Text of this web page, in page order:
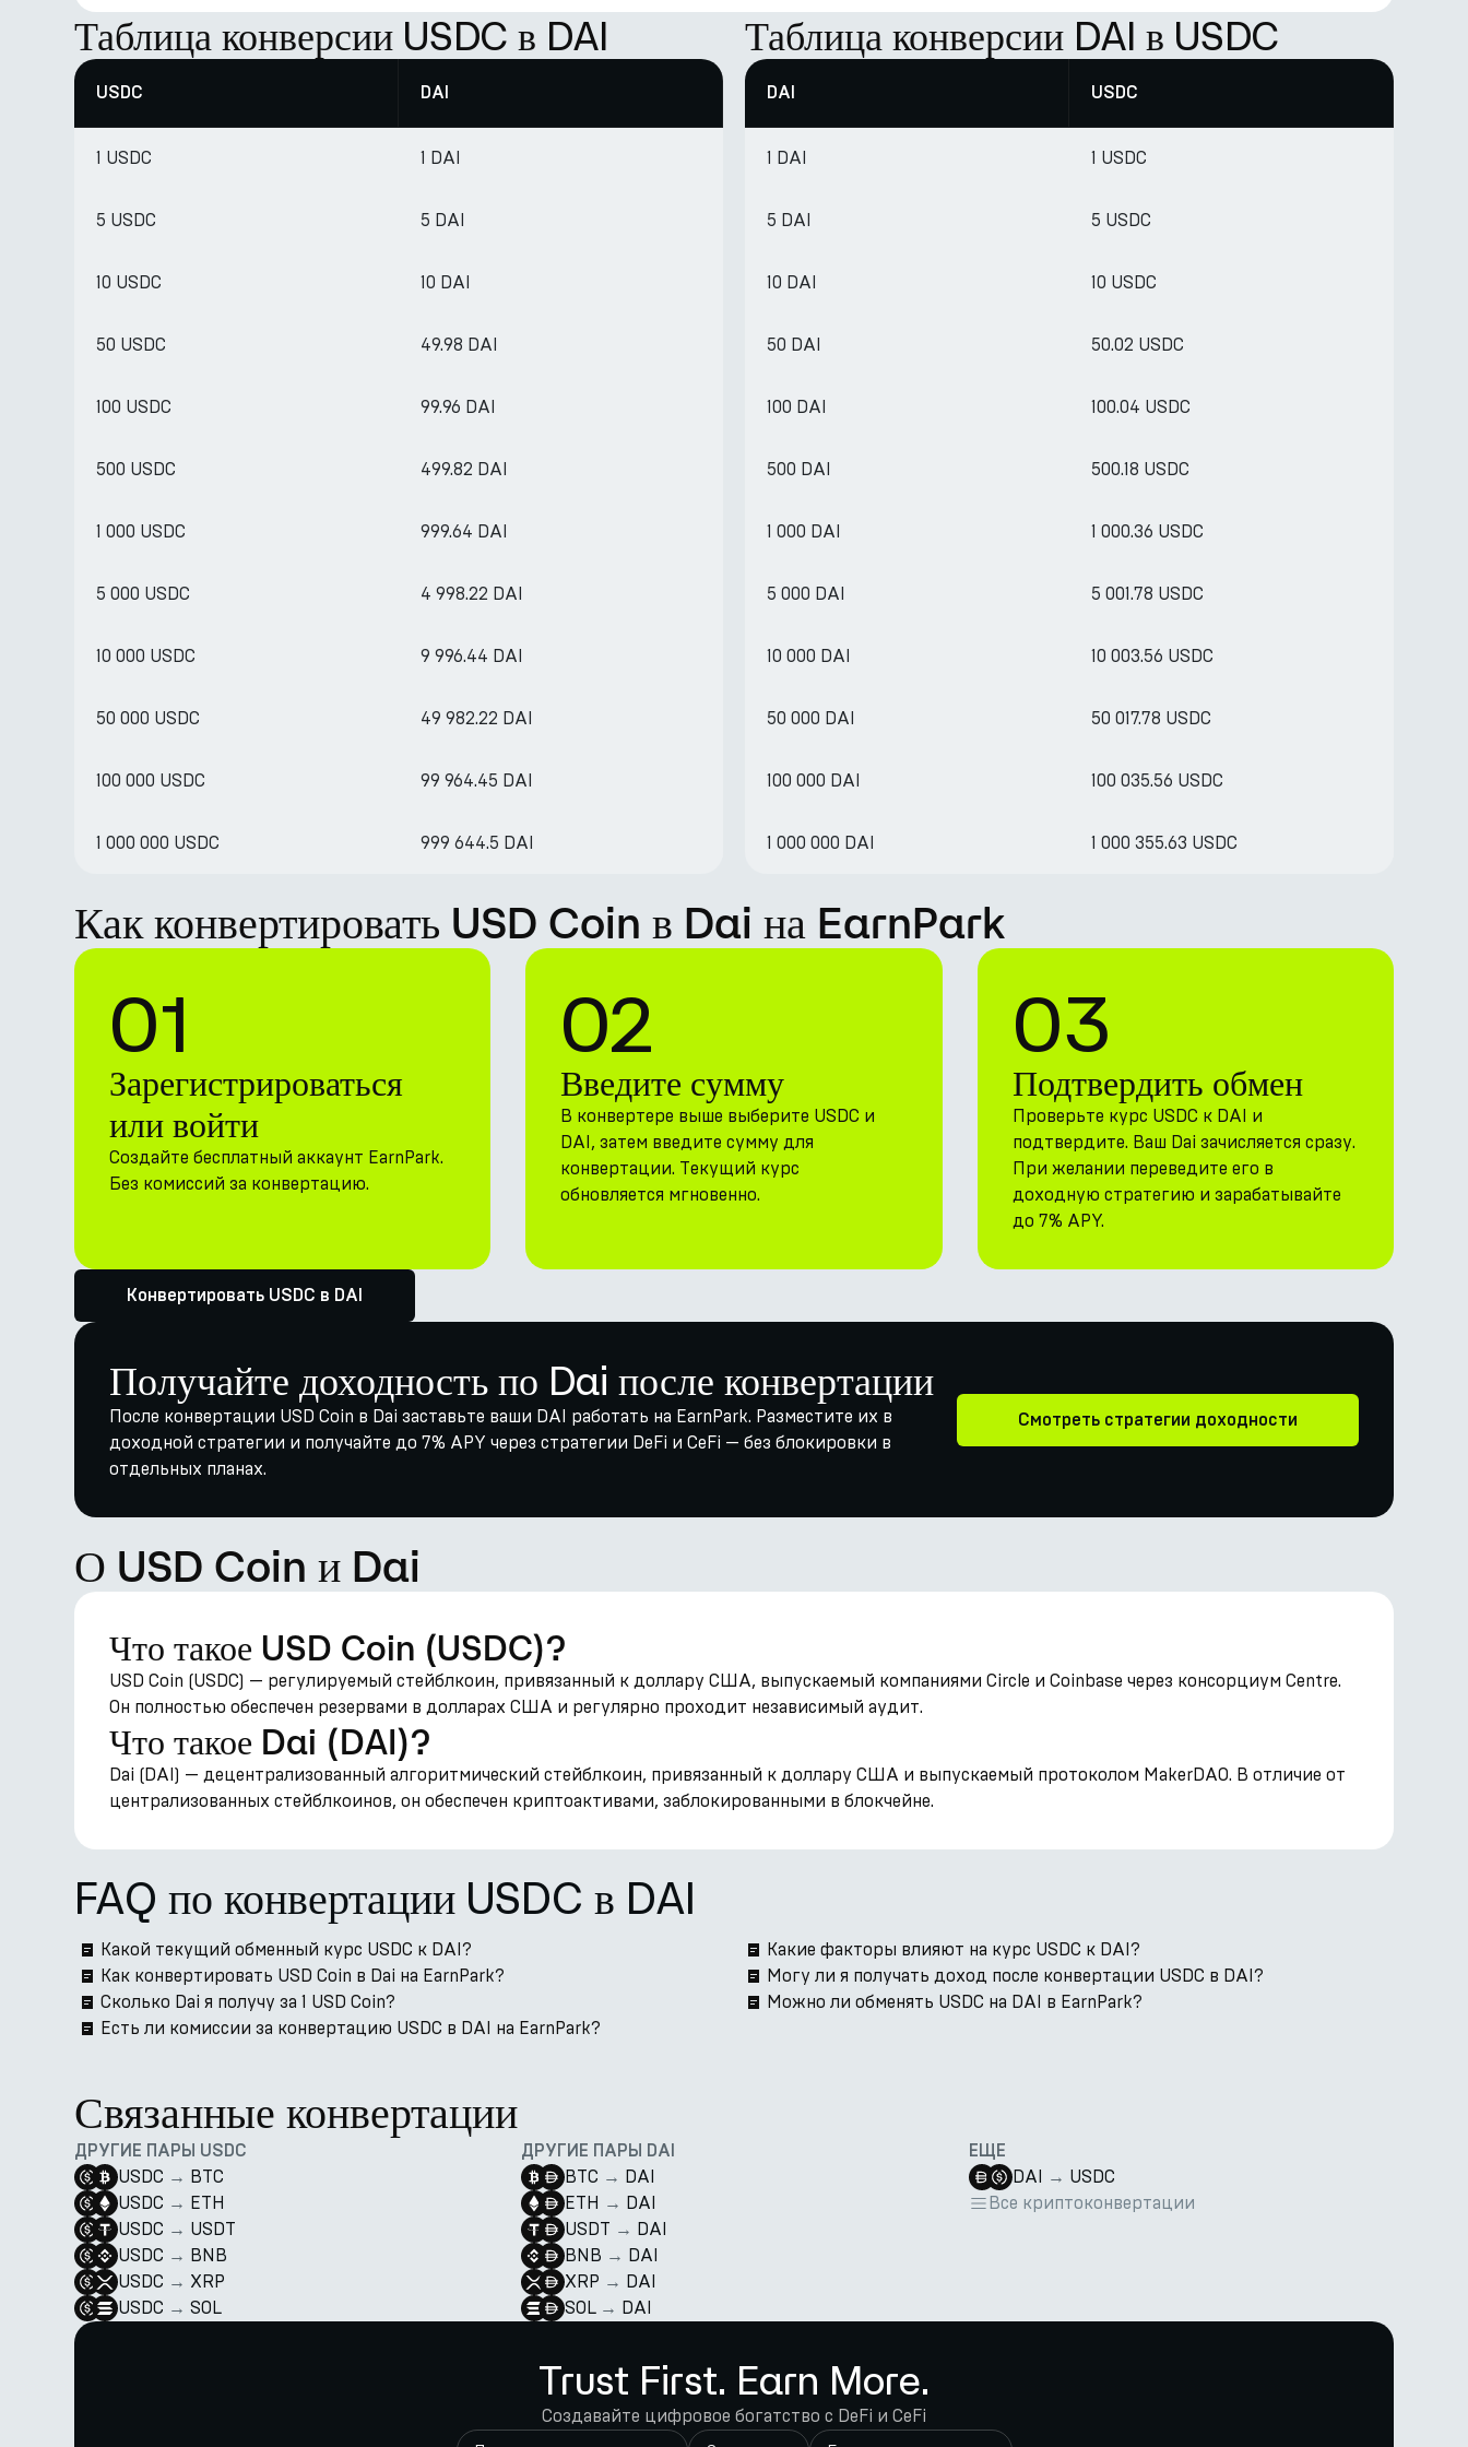
Таблица конверсии USDC в DAI
USDC DAI
1 USDC 1 DAI
5 USDC 5 DAI
10 USDC 10 DAI
50 USDC 49.98 DAI
100 USDC 99.96 DAI
500 USDC 499.82 DAI
1 000 USDC 999.64 DAI
5 000 USDC 4 998.22 DAI
10 000 USDC 9 996.44 DAI
50 000 USDC 49 982.22 DAI
100 000 USDC 99 964.45 DAI
1 000 000 USDC 999 644.5 DAI
Таблица конверсии DAI в USDC
DAI USDC
1 DAI 1 USDC
5 DAI 5 USDC
10 DAI 10 USDC
50 DAI 50.02 USDC
100 DAI 100.04 USDC
500 DAI 500.18 USDC
1 000 DAI 1 000.36 USDC
5 000 DAI 5 001.78 USDC
10 000 DAI 10 003.56 USDC
50 000 DAI 50 017.78 USDC
100 000 DAI 100 035.56 USDC
1 000 000 DAI 1 000 355.63 USDC
Как конвертировать USD Coin в Dai на EarnPark
01
Зарегистрироваться
или войти
Создайте бесплатный аккаунт EarnPark.
Без комиссий за конвертацию.
02
Введите сумму
В конвертере выше выберите USDC и
DAI, затем введите сумму для
конвертации. Текущий курс
обновляется мгновенно.
03
Подтвердить обмен
Проверьте курс USDC к DAI и
подтвердите. Ваш Dai зачисляется сразу.
При желании переведите его в
доходную стратегию и зарабатывайте
до 7% APY.
Конвертировать USDC в DAI
Получайте доходность по Dai после конвертации
После конвертации USD Coin в Dai заставьте ваши DAI работать на EarnPark. Разместите их в
доходной стратегии и получайте до 7% APY через стратегии DeFi и CeFi — без блокировки в
отдельных планах.
Смотреть стратегии доходности
О USD Coin и Dai
Что такое USD Coin (USDC)?
USD Coin (USDC) — регулируемый стейблкоин, привязанный к доллару США, выпускаемый компаниями Circle и Coinbase через консорциум Centre.
Он полностью обеспечен резервами в долларах США и регулярно проходит независимый аудит.
Что такое Dai (DAI)?
Dai (DAI) — децентрализованный алгоритмический стейблкоин, привязанный к доллару США и выпускаемый протоколом MakerDAO. В отличие от
централизованных стейблкоинов, он обеспечен криптоактивами, заблокированными в блокчейне.
FAQ по конвертации USDC в DAI
Какой текущий обменный курс USDC к DAI?
Как конвертировать USD Coin в Dai на EarnPark?
Сколько Dai я получу за 1 USD Coin?
Есть ли комиссии за конвертацию USDC в DAI на EarnPark?
Какие факторы влияют на курс USDC к DAI?
Могу ли я получать доход после конвертации USDC в DAI?
Можно ли обменять USDC на DAI в EarnPark?
Связанные конвертации
ДРУГИЕ ПАРЫ USDC
USDC → BTC
USDC → ETH
USDC → USDT
USDC → BNB
USDC → XRP
USDC → SOL
ДРУГИЕ ПАРЫ DAI
BTC → DAI
ETH → DAI
USDT → DAI
BNB → DAI
XRP → DAI
SOL → DAI
ЕЩЕ
DAI → USDC
Все криптоконвертации
Trust First. Earn More.
Создавайте цифровое богатство с DeFi и CeFi